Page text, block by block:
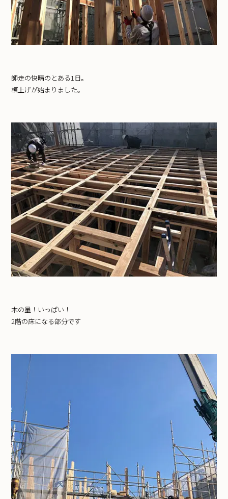
師走の快晴のとある1日。
棟上げが始まりました。
木の量！いっぱい！
2階の床になる部分です